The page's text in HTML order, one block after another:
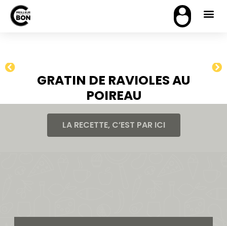
GRATIN DE RAVIOLES AU
POIREAU
LA RECETTE, C’EST PAR ICI